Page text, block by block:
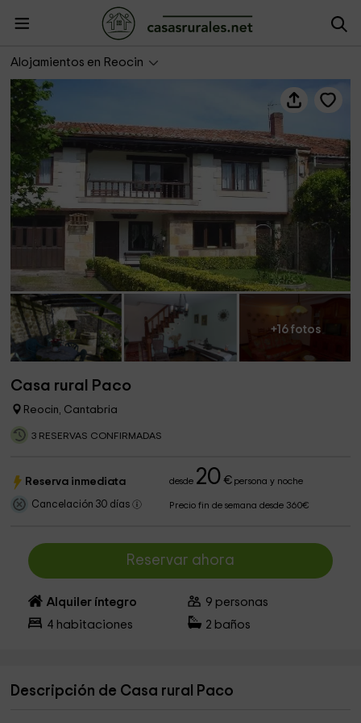
Alojamientos en Reocin
+16 fotos
Casa rural Paco
Reocin, Cantabria
3 RESERVAS CONFIRMADAS
Reserva inmediata desde 20 €persona y noche
Cancelación 30 días Precio fin de semana desde 360€
Reservar ahora
Alquiler íntegro 9 personas
4 habitaciones 2 baños
Descripción de Casa rural Paco